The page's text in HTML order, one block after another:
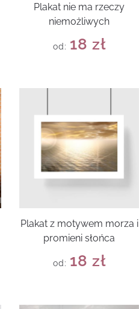
Plakat nie ma rzeczy
niemożliwych
od: 18 zł
Plakat z motywem morza i
promieni słońca
od: 18 zł